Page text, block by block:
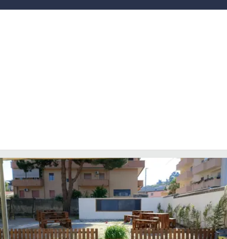
LACONAIR.IT
App
ANDROID
APPLE